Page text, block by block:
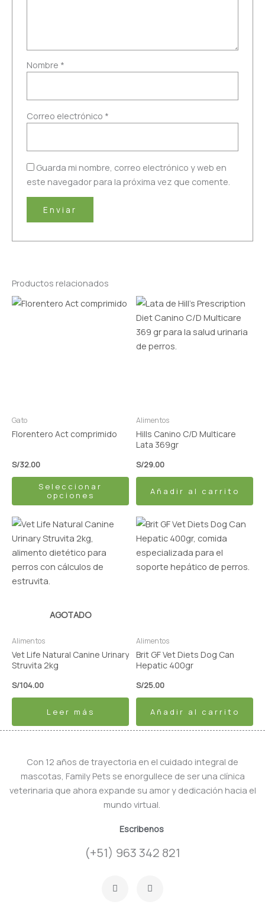
Nombre *
Correo electrónico *
Guarda mi nombre, correo electrónico y web en
este navegador para la próxima vez que comente.
Productos relacionados
Gato
Florentero Act comprimido
S/32.00
Seleccionar
opciones
Este
pueden
elegir
la
producto
Alimentos
Hills Canino C/D Multicare
Lata 369gr
S/29.00
Añadir al carrito
AGOTADO
Alimentos
Vet Life Natural Canine Urinary
Struvita 2kg
S/104.00
Leer más
Alimentos
Brit GF Vet Diets Dog Can
Hepatic 400gr
S/25.00
Añadir al carrito
Con 12 años de trayectoria en el cuidado integral de
mascotas, Family Pets se enorgullece de ser una clínica
veterinaria que ahora expande su amor y dedicación hacia el
mundo virtual.
Escribenos
(+51) 963 342 821
a n